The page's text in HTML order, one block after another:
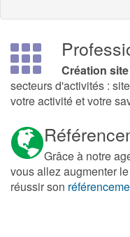
Création
secteurs d'activités :
votre activité et votre
Grâce à notre
vous allez augmenter
réussir son